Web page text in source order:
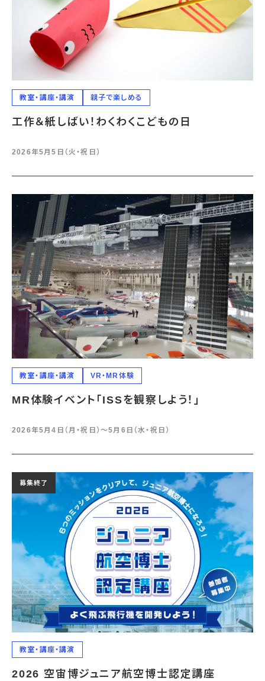
教室・講座・講演 親子で楽しめる
工作＆紙しばい！わくわくこどもの日
2026年5月5日（火・祝日）
教室・講座・講演 VR・MR体験
MR体験イベント「ISSを観察しよう！」
2026年5月4日（月・祝日）〜5月6日（水・祝日）
募集終了
教室・講座・講演
2026 空宙博ジュニア航空博士認定講座